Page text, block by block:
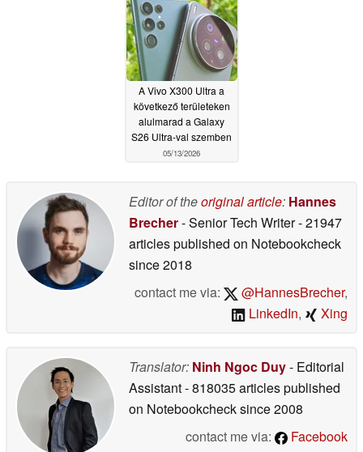
A Vivo X300 Ultra a
következő területeken
alulmarad a Galaxy
S26 Ultra-val szemben
05/13/2026
Editor of theoriginal article: Hannes
Brecher- Senior Tech Writer- 21947
articles published on Notebookcheck
since 2018
contact me via:
@HannesBrecher,
LinkedIn, Xing
Translator: Ninh Ngoc Duy- Editorial
Assistant- 818035 articles published
on Notebookchecksince 2008
contact me via:
Facebook